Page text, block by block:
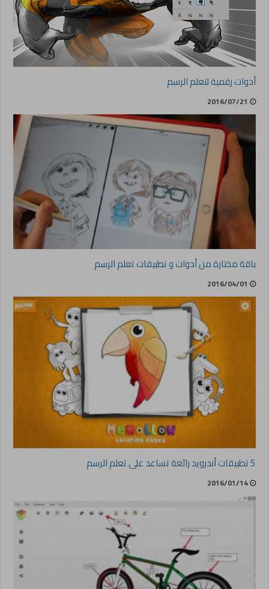
أدوات رقمية لتعلم الرسم
2016/07/21
باقة مختارة من أدوات و تطبيقات تعلم الرسم
2016/04/01
5 تطبيقات أندرويد رائعة تساعد على تعلم الرسم
2016/01/14